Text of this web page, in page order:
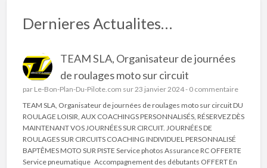
Dernieres Actualites…
TEAM SLA, Organisateur de journées
de roulages moto sur circuit
par Le-Bon-Plan-Du-Pilote.com sur 23 janvier 2024 - 0 commentaire
TEAM SLA, Organisateur de journées de roulages moto sur circuit DU
ROULAGE LOISIR, AUX COACHINGS PERSONNALISÉS, RÉSERVEZ DÈS
MAINTENANT VOS JOURNÉES SUR CIRCUIT. JOURNÉES DE
ROULAGES SUR CIRCUITS COACHING INDIVIDUEL PERSONNALISÉ
BAPTÊMES MOTO SUR PISTE Service photos Assurance RC OFFERTE
Service pneumatique Accompagnement des débutants OFFERT En